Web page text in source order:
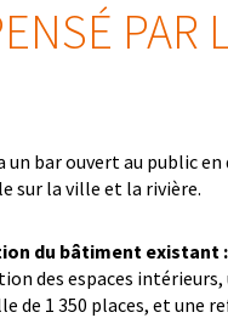
PAR
un bar ouvert au public
sur la ville et la rivière.
du bâtiment existant :
des espaces
de 1 350 places, et une